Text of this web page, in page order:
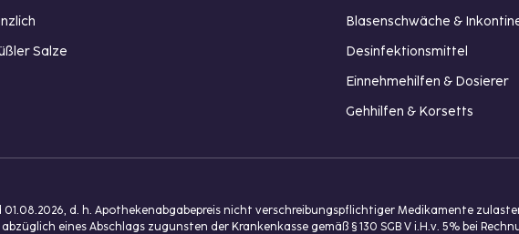
Salze
Blasenschwäche &
Desinfektionsmittel
Einnehmehilfen & Dosierer
Gehhilfen & Korsetts
d. h. Apothekenabgabepreis nicht verschreibungspflichtiger Medikamente
abzüglich eines Abschlags zugunsten der Krankenkasse gemäß § 130 SGB V i.H.v. 5% bei